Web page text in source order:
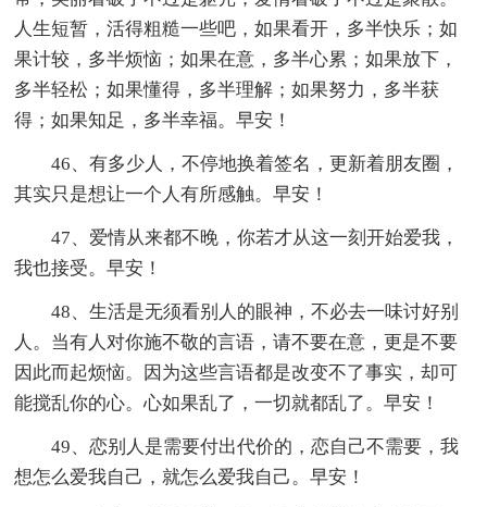
人生短暂，活得粗糙一些吧，如果看开，多半快乐；如
果计较，多半烦恼；如果在意，多半心累；如果放下，
多半轻松；如果懂得，多半理解；如果努力，多半获
得；如果知足，多半幸福。早安！
46、有多少人，不停地换着签名，更新着朋友圈，
其实只是想让一个人有所感触。早安！
47、爱情从来都不晚，你若才从这一刻开始爱我，
我也接受。早安！
48、生活是无须看别人的眼神，不必去一味讨好别
人。当有人对你施不敬的言语，请不要在意，更是不要
因此而起烦恼。因为这些言语都是改变不了事实，却可
能搅乱你的心。心如果乱了，一切就都乱了。早安！
49、恋别人是需要付出代价的，恋自己不需要，我
想怎么爱我自己，就怎么爱我自己。早安！